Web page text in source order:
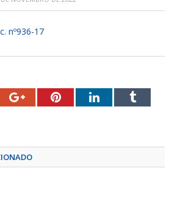
nº936-17
Google+PinterestLinkedInTumblr